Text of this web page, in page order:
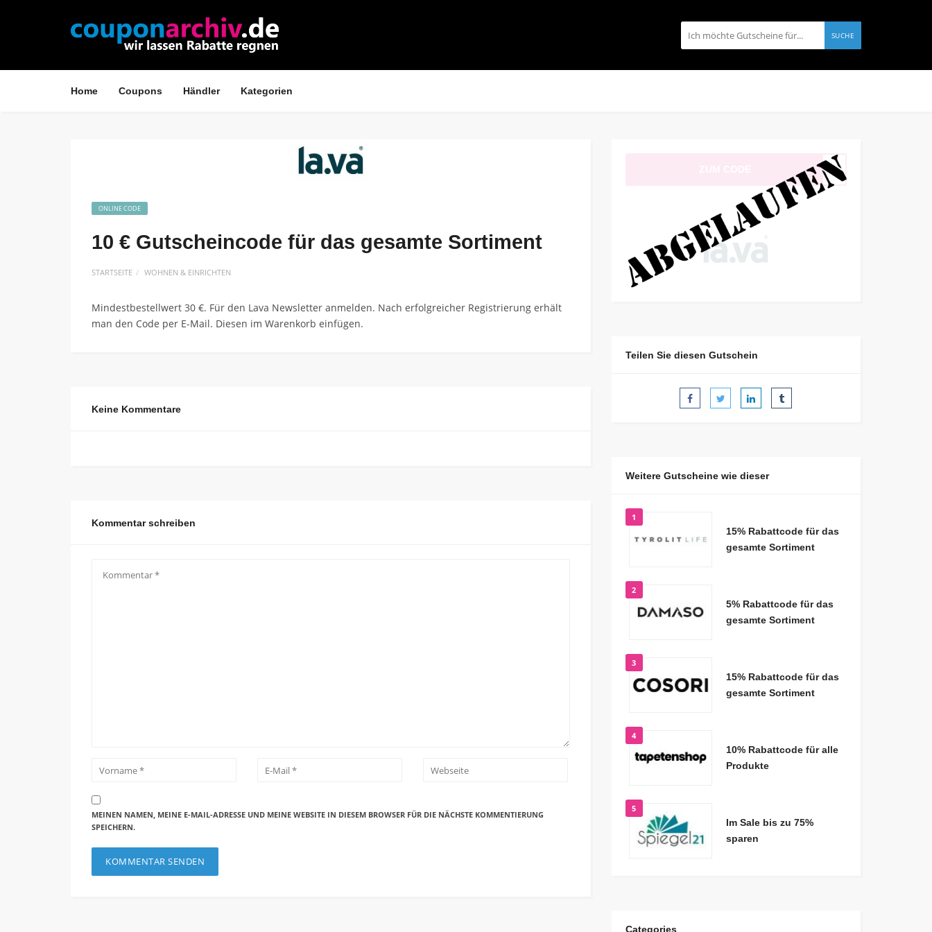
SUCHE
Home Coupons Händler Kategorien
ONLINE CODE
10 € Gutscheincode für das gesamte Sortiment
STARTSEITE WOHNEN & EINRICHTEN
Mindestbestellwert 30 €. Für den Lava Newsletter anmelden. Nach erfolgreicher Registrierung erhält
man den Code per E-Mail. Diesen im Warenkorb einfügen.
Keine Kommentare
Kommentar schreiben
MEINEN NAMEN, MEINE E-MAIL-ADRESSE UND MEINE WEBSITE IN DIESEM BROWSER FÜR DIE NÄCHSTE KOMMENTIERUNG
SPEICHERN.
Mail
Teilen Sie diesen Gutschein
Weitere Gutscheine wie dieser
1
15% Rabattcode für das
gesamte Sortiment
2
5% Rabattcode für das
gesamte Sortiment
3
15% Rabattcode für das
gesamte Sortiment
4
10% Rabattcode für alle
Produkte
5
Im Sale bis zu 75%
sparen
Categories